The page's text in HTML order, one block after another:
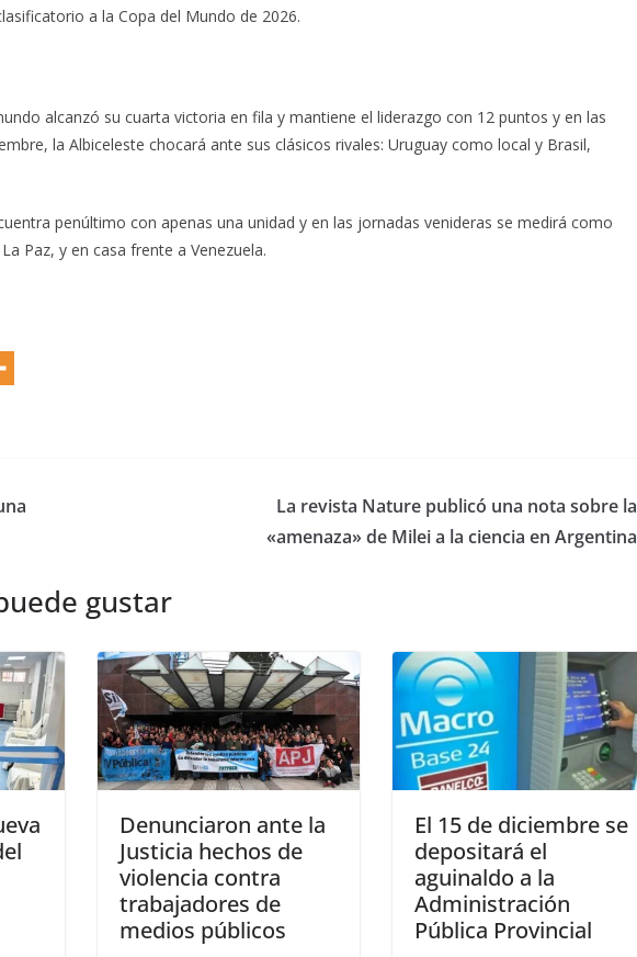
a la Copa del Mundo de 2026.
alcanzó su cuarta victoria en fila y mantiene el liderazgo con 12 puntos y en las
la Albiceleste chocará ante sus clásicos rivales: Uruguay como local y Brasil,
penúltimo con apenas una unidad y en las jornadas venideras se medirá como
Paz, y en casa frente a Venezuela.
La revista Nature publicó una nota sobre la
«amenaza» de Milei a la ciencia en Argentina
gustar
Denunciaron ante la
Justicia hechos de
violencia contra
trabajadores de
medios públicos
El 15 de diciembre se
depositará el
aguinaldo a la
Administración
Pública Provincial